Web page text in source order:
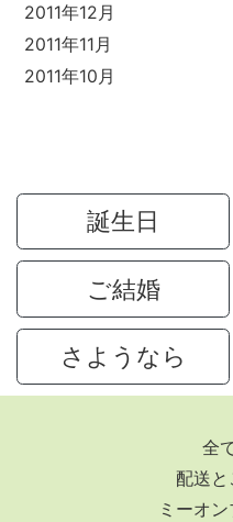
2011年12月
2011年11月
2011年10月
誕生日
ご結婚
さようなら
全
配送
ミーオ